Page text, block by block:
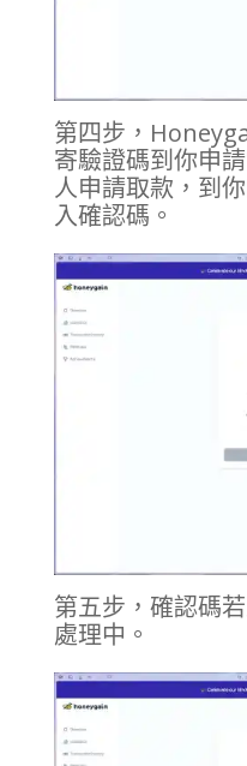
第四步，
寄驗證碼到你申
人申請取款，到
入確認碼。
第五步，確認碼
處理中。